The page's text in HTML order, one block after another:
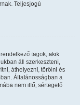
Teljesjogú
tagok, akik
áll szerkeszteni,
áthelyezni, törölni és
Általánosságban a
nem illő, sértegető